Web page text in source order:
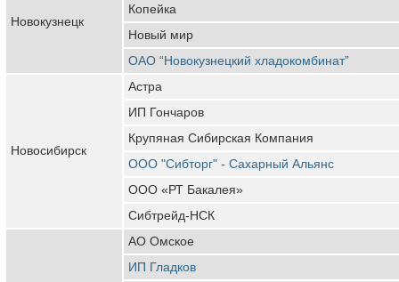
Новокузнецк
Копейка
Новый мир
ОАО “Новокузнецкий хладокомбинат”
Новосибирск
Астра
ИП Гончаров
Крупяная Сибирская Компания
ООО "Сибторг" - Сахарный Альянс
ООО «РТ Бакалея»
Сибтрейд-НСК
АО Омское
ИП Гладков